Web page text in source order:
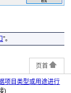
”。
页首
项目类型或用途进行
)